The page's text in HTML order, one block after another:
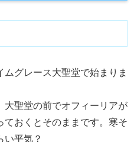
グレース大聖堂で始まりま
大聖堂の前でオフィーリアが
ておくとそのままです。寒そ
い平気？